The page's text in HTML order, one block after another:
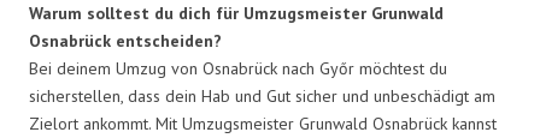
Warum solltest du dich für Umzugsmeister Grunwald
Osnabrück entscheiden?
Bei deinem Umzug von Osnabrück nach Győr möchtest du
sicherstellen, dass dein Hab und Gut sicher und unbeschädigt am
Zielort ankommt. Mit Umzugsmeister Grunwald Osnabrück kannst